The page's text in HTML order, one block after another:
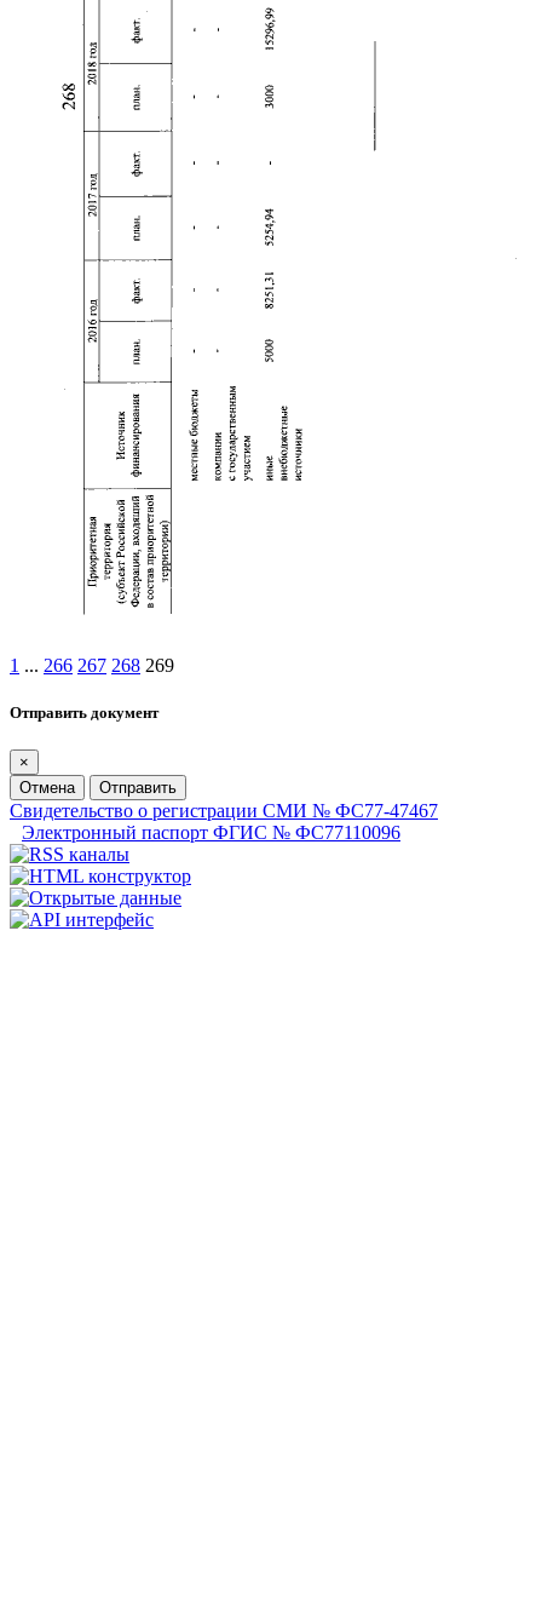
1 ... 266 267 268 269
Отправить документ
×
Отмена
Отправить
Свидетельство о регистрации СМИ № ФС77-47467
Электронный паспорт ФГИС № ФС77110096